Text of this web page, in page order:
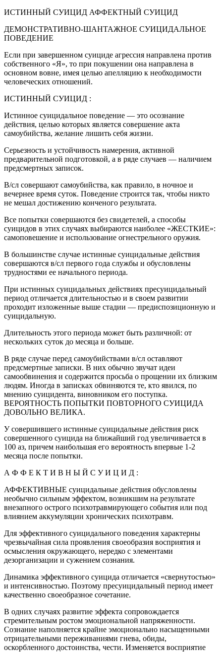
ИСТИННЫЙ СУИЦИД АФФЕКТНЫЙ СУИЦИД
ДЕМОНСТРАТИВНО-ШАНТАЖНОЕ СУИЦИДАЛЬНОЕ
ПОВЕДЕНИЕ
Если при завершенном суициде агрессия направлена против
собственного «Я», то при покушении она направлена в
основном вовне, имея целью апелляцию к необходимости
человеческих отношений.
ИСТИННЫЙ СУИЦИД :
Истинное суицидальное поведение — это осознание
действия, целью которых является совершение акта
самоубийства, желание лишить себя жизни.
Серьезность и устойчивость намерения, активной
предварительной подготовкой, а в ряде случаев — наличием
предсмертных записок.
В/сл совершают самоубийства, как правило, в ночное и
вечернее время суток. Поведение строится так, чтобы никто
не мешал достижению конченого результата.
Все попытки совершаются без свидетелей, а способы
суицидов в этих случаях выбираются наиболее «ЖЕСТКИЕ»:
самоповешение и использование огнестрельного оружия.
В большинстве случае истинные суицидальные действия
совершаются в/сл первого года службы и обусловлены
трудностями ее начального периода.
При истинных суицидальных действиях пресуицидальный
период отличается длительностью и в своем развитии
проходит изложенные выше стадии — предиспозиционную и
суицидальную.
Длительность этого периода может быть различной: от
нескольких суток до месяца и больше.
В ряде случае перед самоубийствами в/сл оставляют
предсмертные записки. В них обычно звучат идеи
самообвинения и содержится просьба о прощении их близким
людям. Иногда в записках обвиняются те, кто явился, по
мнению суицидента, виновником его поступка.
ВЕРОЯТНОСТЬ ПОПЫТКИ ПОВТОРНОГО СУИЦИДА
ДОВОЛЬНО ВЕЛИКА.
У совершившего истинные суицидальные действия риск
совершенного суицида на ближайший год увеличивается в
100 аз, причем наибольшая его вероятность впервые 1-2
месяца после попытки.
А Ф Ф Е К Т И В Н Ы Й С У И Ц И Д :
АФФЕКТИВНЫЕ суицидальные действия обусловлены
необычно сильным эффектом, возникшим на результате
внезапного острого психотравмирующего события или под
влиянием аккумуляции хронических психотравм.
Для эффективного суицидального поведения характерны
чрезвычайная сила проявления своеобразия восприятия и
осмысления окружающего, нередко с элементами
дезорганизации и сужением сознания.
Динамика эффективного суицида отличается «свернутостью»
и интенсивностью. Поэтому пресуицидальный период имеет
качественно своеобразное сочетание.
В одних случаях развитие эффекта сопровождается
стремительным ростом эмоциональной напряженности.
Сознание наполняется крайне эмоционально насыщенными
отрицательными переживаниями гнева, обиды,
оскорбленного достоинства, чести. Изменяется восприятие